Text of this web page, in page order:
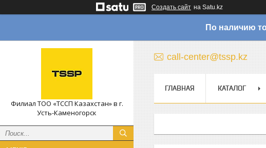
Создать сайт на Satu.kz
По наличию
Филиал ТОО «ТССП Казахстан» в г.
Усть-Каменогорск
call-center@tssp.kz
ГЛАВНАЯ КАТАЛОГ